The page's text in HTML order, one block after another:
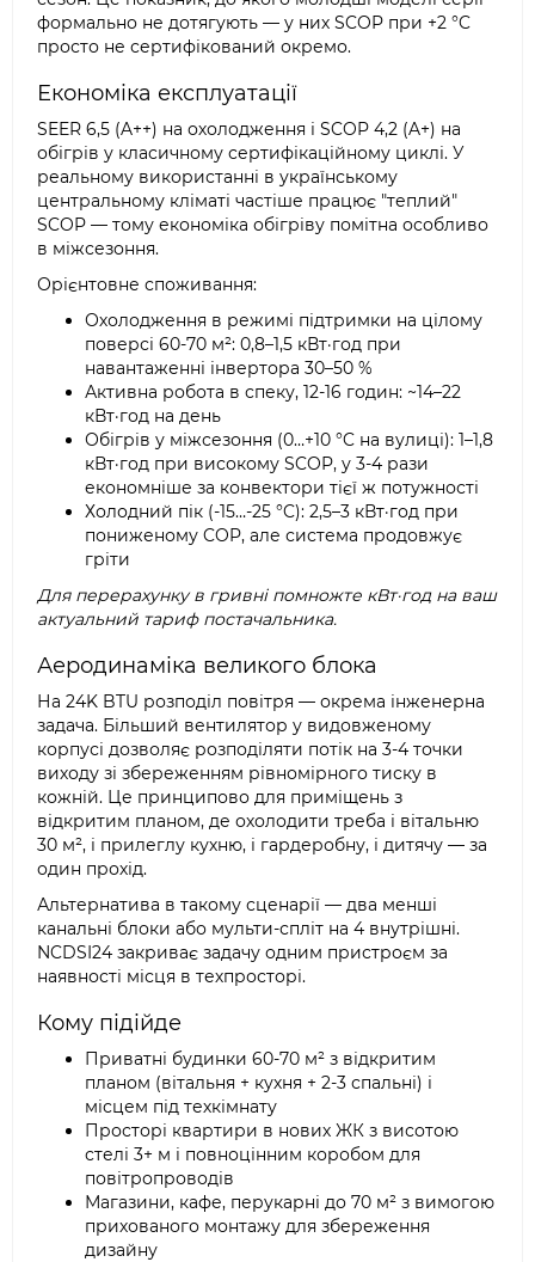
формально не дотягують — у них SCOP при +2 °C
просто не сертифікований окремо.
Економіка експлуатації
SEER 6,5 (A++) на охолодження і SCOP 4,2 (A+) на
обігрів у класичному сертифікаційному циклі. У
реальному використанні в українському
центральному кліматі частіше працює "теплий"
SCOP — тому економіка обігріву помітна особливо
в міжсезоння.
Орієнтовне споживання:
Охолодження в режимі підтримки на цілому
поверсі 60-70 м²: 0,8–1,5 кВт·год при
навантаженні інвертора 30–50 %
Активна робота в спеку, 12-16 годин: ~14–22
кВт·год на день
Обігрів у міжсезоння (0…+10 °C на вулиці): 1–1,8
кВт·год при високому SCOP, у 3-4 рази
економніше за конвектори тієї ж потужності
Холодний пік (-15…-25 °C): 2,5–3 кВт·год при
пониженому COP, але система продовжує
гріти
Для перерахунку в гривні помножте кВт·год на ваш
актуальний тариф постачальника.
Аеродинаміка великого блока
На 24K BTU розподіл повітря — окрема інженерна
задача. Більший вентилятор у видовженому
корпусі дозволяє розподіляти потік на 3-4 точки
виходу зі збереженням рівномірного тиску в
кожній. Це принципово для приміщень з
відкритим планом, де охолодити треба і вітальню
30 м², і прилеглу кухню, і гардеробну, і дитячу — за
один прохід.
Альтернатива в такому сценарії — два менші
канальні блоки або мульти-спліт на 4 внутрішні.
NCDSI24 закриває задачу одним пристроєм за
наявності місця в техпросторі.
Кому підійде
Приватні будинки 60-70 м² з відкритим
планом (вітальня + кухня + 2-3 спальні) і
місцем під техкімнату
Просторі квартири в нових ЖК з висотою
стелі 3+ м і повноцінним коробом для
повітропроводів
Магазини, кафе, перукарні до 70 м² з вимогою
прихованого монтажу для збереження
дизайну